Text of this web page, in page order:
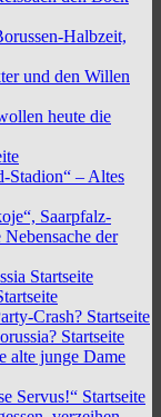
Halbzeit,
und den Willen
heute die
Stadion“ – Altes
Saarpfalz-
der
Startseite
Crash? Startseite
Startseite
alte junge Dame
Servus!“ Startseite